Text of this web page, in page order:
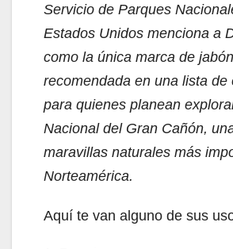
Servicio de Parques
Estados Unidos menciona a
como la única marca de jabón
recomendada en una lista de
para quienes planean
Nacional del Gran Cañón,
maravillas naturales más
Norteamérica.
Aquí te van alguno de sus